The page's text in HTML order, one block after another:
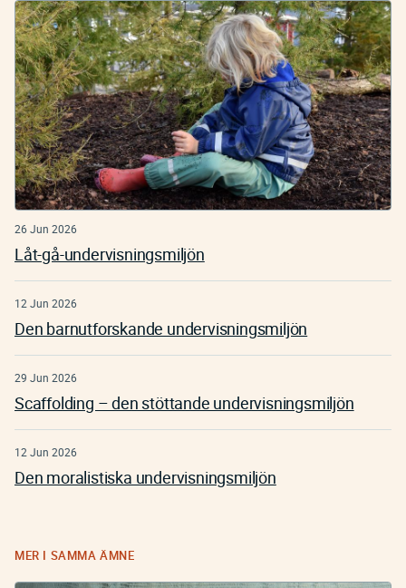
26 Jun 2026
Låt-gå-undervisningsmiljön
12 Jun 2026
Den barnutforskande undervisningsmiljön
29 Jun 2026
Scaffolding – den stöttande undervisningsmiljön
12 Jun 2026
Den moralistiska undervisningsmiljön
MER I SAMMA ÄMNE